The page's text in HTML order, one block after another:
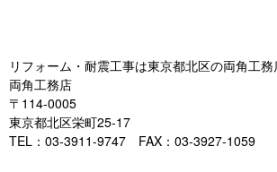
リフォーム・耐震工事は東京都北区の両角工
両角工務店
〒114-0005
東京都北区栄町25-17
TEL：03-3911-9747 FAX：03-3927-1059